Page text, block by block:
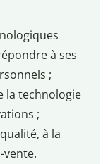
à ses
;
la technologie
;
à la
vente.